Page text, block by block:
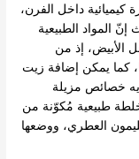
كيميائية داخل الفرن،
المواد الطبيعية
الأبيض، إذ من
كما يمكن إضافة زيت
خصائص مزيلة
طبيعية مُكوّنة من
العطري، ووضعها